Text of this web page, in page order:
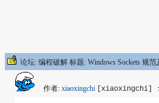
论坛: 编程破解 标题: Windows Sockets 规
作者: xiaoxingchi [xiaoxingchi]